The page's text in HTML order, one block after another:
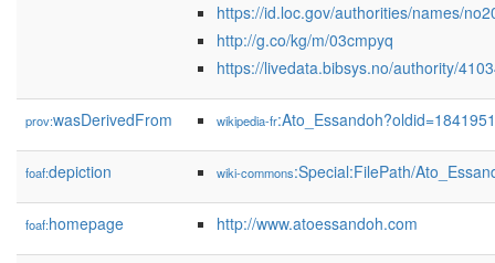
https://id.loc.gov/authorities/names/
http://g.co/kg/m/03cmpyq
https://livedata.bibsys.no/authority/
prov:wasDerivedFrom wikipedia-fr
foaf:depiction wiki-commons:Special:FilePath/
foaf:homepage http://www.atoessandoh.com